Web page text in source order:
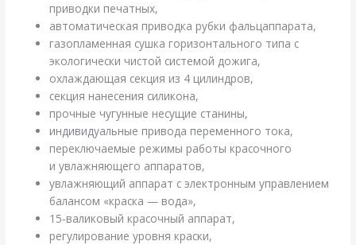
приводки печатных,
автоматическая приводка рубки фальцаппарата,
газопламенная сушка горизонтального типа с
экологически чистой системой дожига,
охлаждающая секция из 4 цилиндров,
секция нанесения силикона,
прочные чугунные несущие станины,
индивидуальные привода переменного тока,
переключаемые режимы работы красочного
и увлажняющего аппаратов,
увлажняющий аппарат с электронным управлением
балансом «краска — вода»,
15-валиковый красочный аппарат,
регулирование уровня краски,